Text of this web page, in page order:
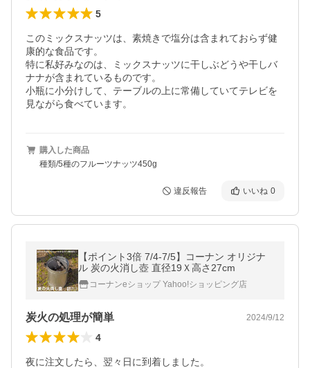
5
このミックスナッツは、素焼きで塩分は含まれておらず健
康的な食品です。
特に私好みなのは、ミックスナッツに干しぶどうや干しバ
ナナが含まれているものです。
小瓶に小分けして、テーブルの上に常備していてテレビを
購入した商品
種類/5種のフルーツナッツ450g
違反報告 いいね 0
【ポイント3倍 7/4-7/5】コーナン オリジナ
ル 炭の火消し壺 直径19Ｘ高さ27cm
コーナンeショップ Yahoo!ショッピング店
炭火の処理が簡単 2024/9/12
4
夜に注文したら、翌々日に到着しました。